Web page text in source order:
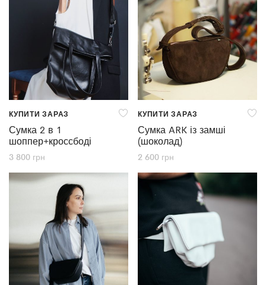
КУПИТИ ЗАРАЗ
Сумка 2 в 1
шоппер+кроссбоді
3 800 грн
КУПИТИ ЗАРАЗ
Сумка ARK із замші
(шоколад)
2 600 грн